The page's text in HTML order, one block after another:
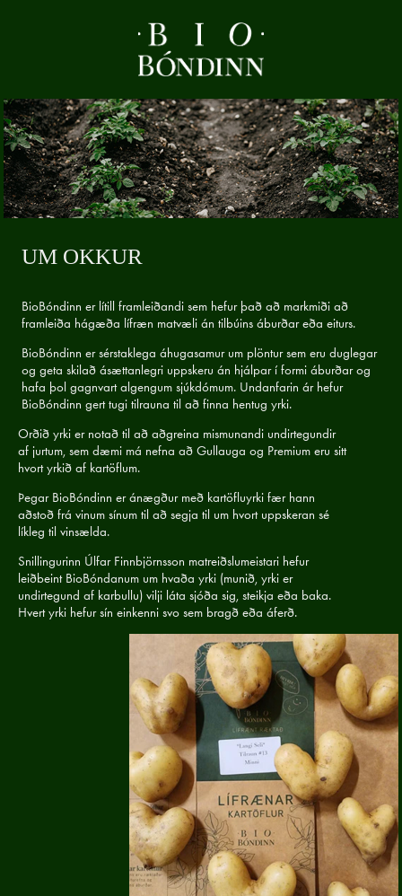
UM OKKUR
BioBóndinn er lítill framleiðandi sem hefur það að markmiði að
framleiða hágæða lífræn matvæli án tilbúins áburðar eða eiturs.
BioBóndinn er sérstaklega áhugasamur um plöntur sem eru duglegar
og geta skilað ásættanlegri uppskeru án hjálpar í formi áburðar og
hafa þol gagnvart algengum sjúkdómum. Undanfarin ár hefur
BioBóndinn gert tugi tilrauna til að finna hentug yrki.
Orðið yrki er notað til að aðgreina mismunandi undirtegundir
af jurtum, sem dæmi má nefna að Gullauga og Premium eru sitt
hvort yrkið af kartöflum.
Þegar BioBóndinn er ánægður með kartöfluyrki fær hann
aðstoð frá vinum sínum til að segja til um hvort uppskeran sé
líkleg til vinsælda.
Snillingurinn Úlfar Finnbjörnsson matreiðslumeistari hefur
leiðbeint BioBóndanum um hvaða yrki (munið, yrki er
undirtegund af karbullu) vilji láta sjóða sig, steikja eða baka.
Hvert yrki hefur sín einkenni svo sem bragð eða áferð.